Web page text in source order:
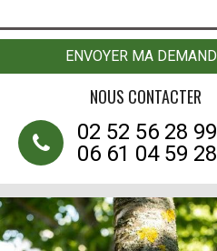
NOUS CONTACTER
02 52 56 28 99
06 61 04 59 28